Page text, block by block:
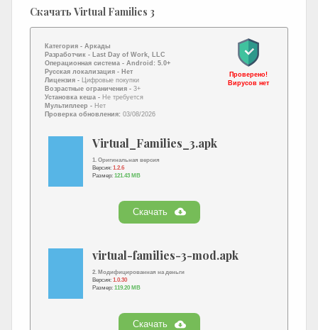
Скачать Virtual Families 3
Категория - Аркады
Разработчик -
Last Day of Work, LLC
Операционная система - Android: 5.0+
Русская локализация - Нет
Лицензия -
Цифровые покупки
Возрастные ограничения - 3+
Установка кеша - Не требуется
Мультиплеер - Нет
Проверка обновления: 03/08/2026
Проверено!
Вирусов нет
Virtual_Families_3.apk
1. Оригинальная версия
Версия: 1.2.6
Размер: 121.43 MB
Скачать
virtual-families-3-mod.apk
2. Модифицированная на деньги
Версия: 1.0.30
Размер: 119.20 MB
Скачать